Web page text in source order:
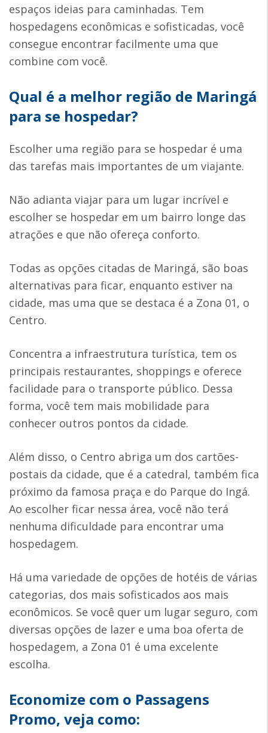
espaços ideias para caminhadas. Tem
hospedagens econômicas e sofisticadas, você
consegue encontrar facilmente uma que
combine com você.
Qual é a melhor região de Maringá
para se hospedar?
Escolher uma região para se hospedar é uma
das tarefas mais importantes de um viajante.
Não adianta viajar para um lugar incrível e
escolher se hospedar em um bairro longe das
atrações e que não ofereça conforto.
Todas as opções citadas de Maringá, são boas
alternativas para ficar, enquanto estiver na
cidade, mas uma que se destaca é a Zona 01, o
Centro.
Concentra a infraestrutura turística, tem os
principais restaurantes, shoppings e oferece
facilidade para o transporte público. Dessa
forma, você tem mais mobilidade para
conhecer outros pontos da cidade.
Além disso, o Centro abriga um dos cartões-
postais da cidade, que é a catedral, também fica
próximo da famosa praça e do Parque do Ingá.
Ao escolher ficar nessa área, você não terá
nenhuma dificuldade para encontrar uma
hospedagem.
Há uma variedade de opções de hotéis de várias
categorias, dos mais sofisticados aos mais
econômicos. Se você quer um lugar seguro, com
diversas opções de lazer e uma boa oferta de
hospedagem, a Zona 01 é uma excelente
escolha.
Economize com o Passagens
Promo, veja como: